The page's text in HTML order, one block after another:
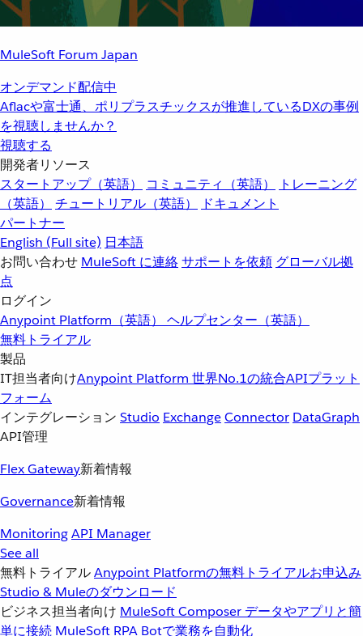
MuleSoft Forum Japan
オンデマンド配信中
Aflacや富士通、ポリプラスチックスが推進しているDXの事例
を視聴しませんか？
視聴する
開発者リソース
スタートアップ（英語）
コミュニティ（英語）
トレーニング
（英語）
チュートリアル（英語）
ドキュメント
パートナー
English (Full site) 日本語
お問い合わせ MuleSoft に連絡サポートを依頼 グローバル拠
点
ログイン
Anypoint Platform（英語） ヘルプセンター（英語）
無料トライアル
製品
IT担当者向けAnypoint Platform 世界No.1の統合APIプラット
フォーム
インテグレーション Studio ExchangeConnector DataGraph
API管理
Flex Gateway新着情報
Governance新着情報
MonitoringAPI Manager
See all
無料トライアルAnypoint Platformの無料トライアルお申込み
Studio & Muleのダウンロード
ビジネス担当者向け MuleSoft Composer データやアプリと簡
単に接続 MuleSoft RPA Botで業務を自動化